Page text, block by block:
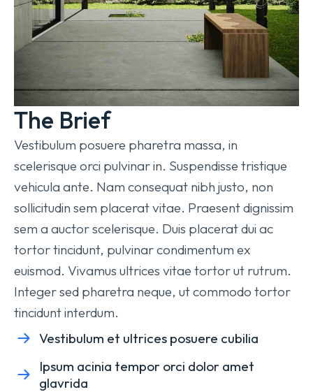
The Brief
Vestibulum posuere pharetra massa, in
scelerisque orci pulvinar in. Suspendisse tristique
vehicula ante. Nam consequat nibh justo, non
sollicitudin sem placerat vitae. Praesent dignissim
sem a auctor scelerisque. Duis placerat dui ac
tortor tincidunt, pulvinar condimentum ex
euismod. Vivamus ultrices vitae tortor ut rutrum.
Integer sed pharetra neque, ut commodo tortor
tincidunt interdum.
Vestibulum et ultrices posuere cubilia
Ipsum acinia tempor orci dolor amet
glavrida